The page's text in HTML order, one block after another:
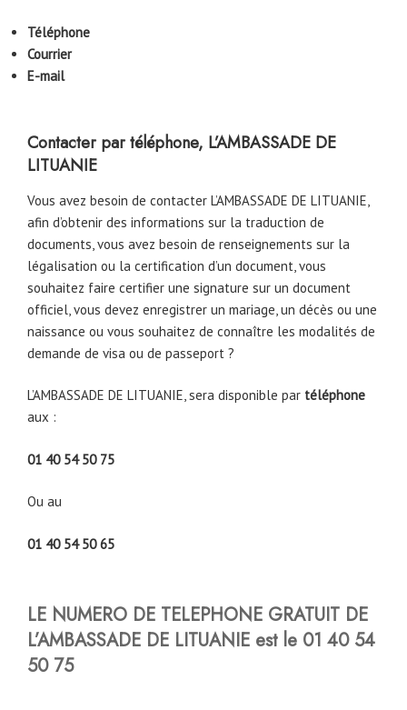
Téléphone
Courrier
E-mail
Contacter par téléphone, L’AMBASSADE DE
LITUANIE
Vous avez besoin de contacter L’AMBASSADE DE LITUANIE,
afin d’obtenir des informations sur la traduction de
documents, vous avez besoin de renseignements sur la
légalisation ou la certification d’un document, vous
souhaitez faire certifier une signature sur un document
officiel, vous devez enregistrer un mariage, un décès ou une
naissance ou vous souhaitez de connaître les modalités de
demande de visa ou de passeport ?
L’AMBASSADE DE LITUANIE, sera disponible par téléphone
aux :
01 40 54 50 75
Ou au
01 40 54 50 65
LE NUMERO DE TELEPHONE GRATUIT DE
L’AMBASSADE DE LITUANIE est le 01 40 54
50 75